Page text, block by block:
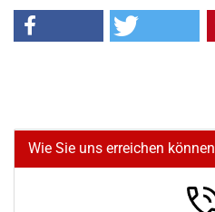
Wie Sie uns erreichen können